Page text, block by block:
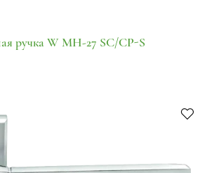
ручка W MH-27 SC/CP-S